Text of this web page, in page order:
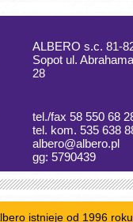
ALBERO s.c. 81-
Sopot ul. Abrahama
28
tel./fax 58 550 68
tel. kom. 535 638
albero@albero.pl
gg: 5790439
istnieje od 1996